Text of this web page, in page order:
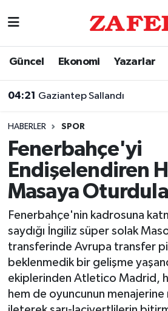
Güncel Ekonomi Yazarlar
04:21 Gaziantep Sallandı
HABERLER SPOR
Fenerbahçe'yi
Endişelendiren
Masaya
Fenerbahçe'nin kadrosuna
saydığı İngiliz süper solak
transferinde Avrupa transfer
beklenmedik bir gelişme
ekiplerinden Atletico Madrid,
hem de oyuncunun
Nöbetçi Eczaneler
Trafik Durumu
Süper Lig Puan Durumu ve
Tüm Manşetler
Son Dakika Haberleri
Haber Arşivi